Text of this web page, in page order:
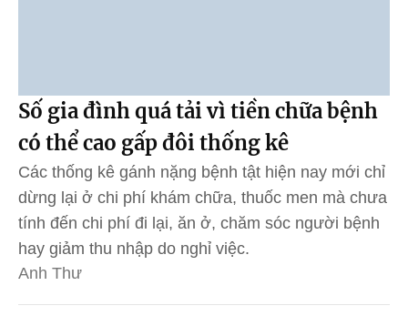
Số gia đình quá tải vì tiền chữa bệnh
có thể cao gấp đôi thống kê
Các thống kê gánh nặng bệnh tật hiện nay mới chỉ
dừng lại ở chi phí khám chữa, thuốc men mà chưa
tính đến chi phí đi lại, ăn ở, chăm sóc người bệnh
hay giảm thu nhập do nghỉ việc.
Anh Thư